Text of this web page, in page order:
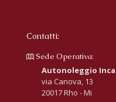
Contatti:
Sede Operativa:
Autonoleggio
via Canova, 13
20017 Rho - Mi